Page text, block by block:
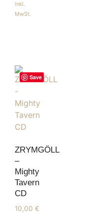
inkl.
MwSt.
Save
ZRYMGÖLL
–
Mighty
Tavern
CD
10,00 €